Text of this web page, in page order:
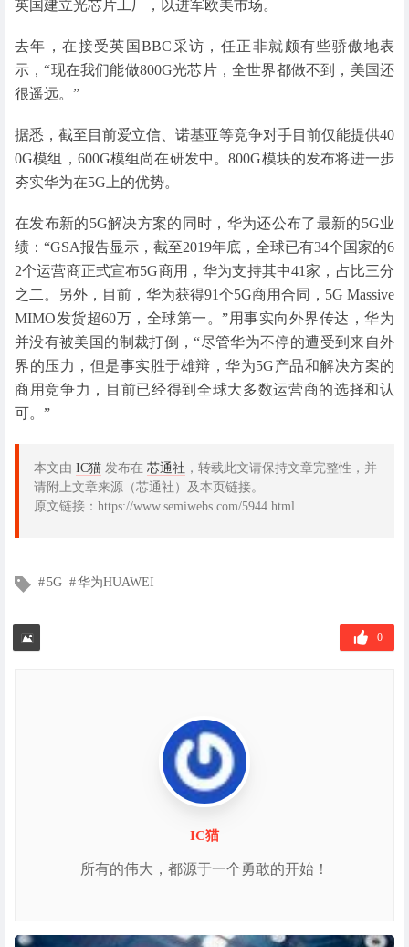
英国建立光芯片工厂，以进军欧美市场。
去年，在接受英国BBC采访，任正非就颇有些骄傲地表
示，“现在我们能做800G光芯片，全世界都做不到，美国还
很遥远。”
据悉，截至目前爱立信、诺基亚等竞争对手目前仅能提供40
0G模组，600G模组尚在研发中。800G模块的发布将进一步
夯实华为在5G上的优势。
在发布新的5G解决方案的同时，华为还公布了最新的5G业
绩：“GSA报告显示，截至2019年底，全球已有34个国家的6
2个运营商正式宣布5G商用，华为支持其中41家，占比三分
之二。另外，目前，华为获得91个5G商用合同，5G Massive
MIMO发货超60万，全球第一。”用事实向外界传达，华为
并没有被美国的制裁打倒，“尽管华为不停的遭受到来自外
界的压力，但是事实胜于雄辩，华为5G产品和解决方案的
商用竞争力，目前已经得到全球大多数运营商的选择和认
可。”
本文由 IC猫 发布在 芯通社 ，转载此文请保持文章完整性，并
请附上文章来源（芯通社）及本页链接。
原文链接：https://www.semiwebs.com/5944.html
文
签
5G 华为HUAWEI
0
IC猫
所有的伟大，都源于一个勇敢的开始！